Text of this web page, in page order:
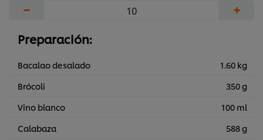
− +
Preparación:
Bacalao desalado
1.60 kg
Brócoli
350 g
Vino blanco
100 ml
Calabaza
588 g